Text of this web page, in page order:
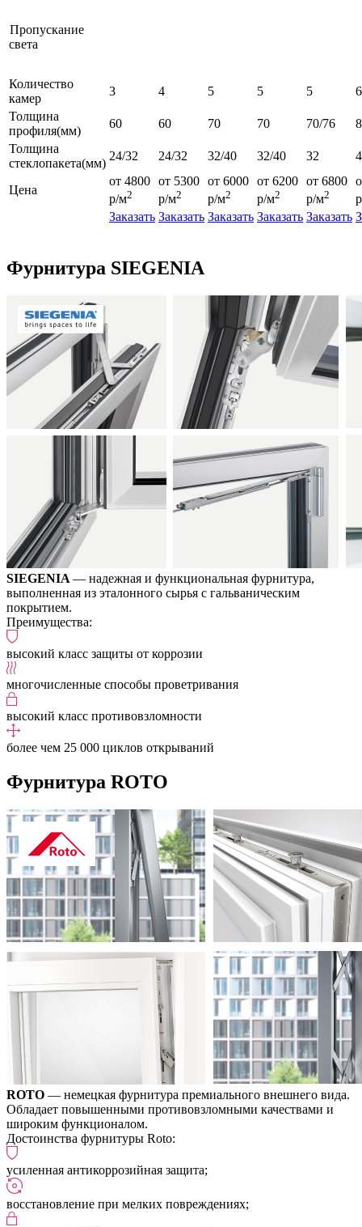
Пропускание
света
Количество
камер
3 4 5 5 5
6
Толщина
профиля(мм)
60 60 70 70 70/76
Толщина
стеклопакета(мм)
24/32 24/32 32/40 32/40 32
Цена
от 4800
р/м2
от 5300
р/м2
от 6000
р/м2
от 6200
р/м2
от 6800
р/м2
Заказать Заказать Заказать Заказать Заказать
Фурнитура SIEGENIA
SIEGENIA — надежная и функциональная фурнитура,
выполненная из эталонного сырья с гальваническим
покрытием.
Преимущества:
высокий класс защиты от коррозии
многочисленные способы проветривания
высокий класс противовзломности
более чем 25 000 циклов открываний
Фурнитура ROTO
ROTO — немецкая фурнитура премиального внешнего вида.
Обладает повышенными противовзломными качествами и
широким функционалом.
Достоинства фурнитуры Roto:
усиленная антикоррозийная защита;
восстановление при мелких повреждениях;